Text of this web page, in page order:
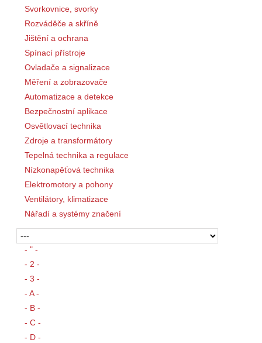
Svorkovnice, svorky
Rozváděče a skříně
Jištění a ochrana
Spínací přístroje
Ovladače a signalizace
Měření a zobrazovače
Automatizace a detekce
Bezpečnostní aplikace
Osvětlovací technika
Zdroje a transformátory
Tepelná technika a regulace
Nízkonapěťová technika
Elektromotory a pohony
Ventilátory, klimatizace
Nářadí a systémy značení
- " -
- 2 -
- 3 -
- A -
- B -
- C -
- D -